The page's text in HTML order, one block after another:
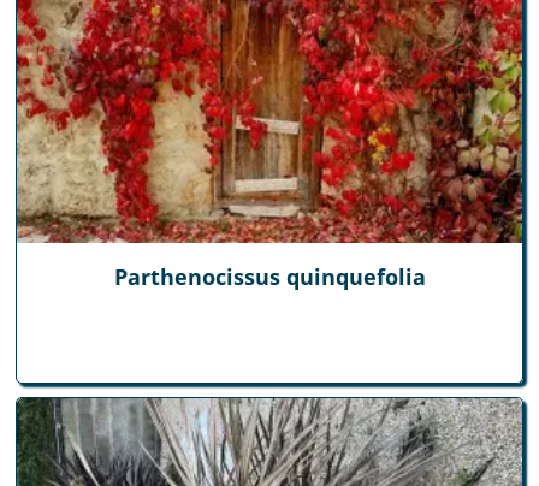
Parthenocissus quinquefolia